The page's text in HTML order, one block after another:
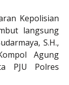
Kepolisian
langsung
S.H.,
Agung
PJU Polres